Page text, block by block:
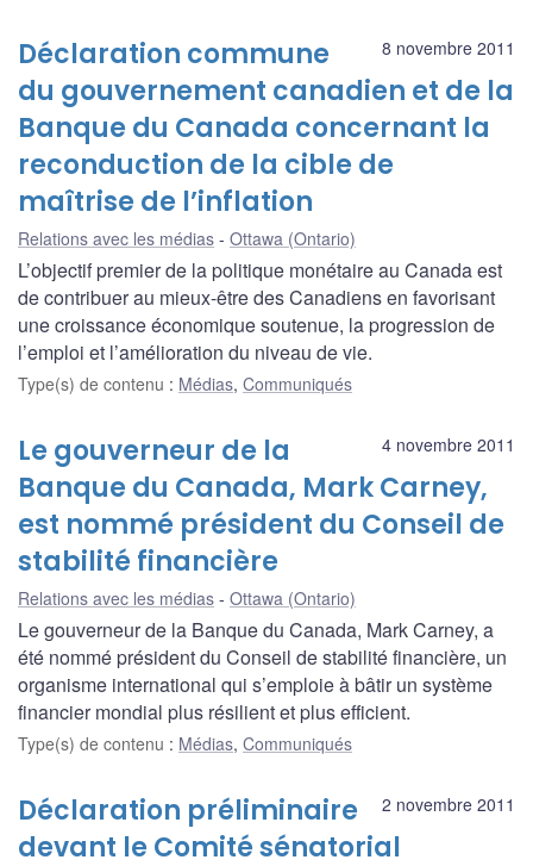
8 novembre 2011
Déclaration commune
du gouvernement canadien et de la
Banque du Canada concernant la
reconduction de la cible de
maîtrise de l’inflation
Relations avec les médias Ottawa (Ontario)
L’objectif premier de la politique monétaire au Canada est
de contribuer au mieux-être des Canadiens en favorisant
une croissance économique soutenue, la progression de
l’emploi et l’amélioration du niveau de vie.
Type(s) de contenu : Médias, Communiqués
4 novembre 2011
Le gouverneur de la
Banque du Canada, Mark Carney,
est nommé président du Conseil de
stabilité financière
Relations avec les médias Ottawa (Ontario)
Le gouverneur de la Banque du Canada, Mark Carney, a
été nommé président du Conseil de stabilité financière, un
organisme international qui s’emploie à bâtir un système
financier mondial plus résilient et plus efficient.
Type(s) de contenu : Médias, Communiqués
2 novembre 2011
Déclaration préliminaire
devant le Comité sénatorial